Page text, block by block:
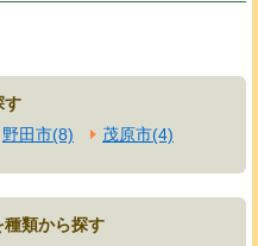
す
野田市(8) 茂原市(4)
類から探す